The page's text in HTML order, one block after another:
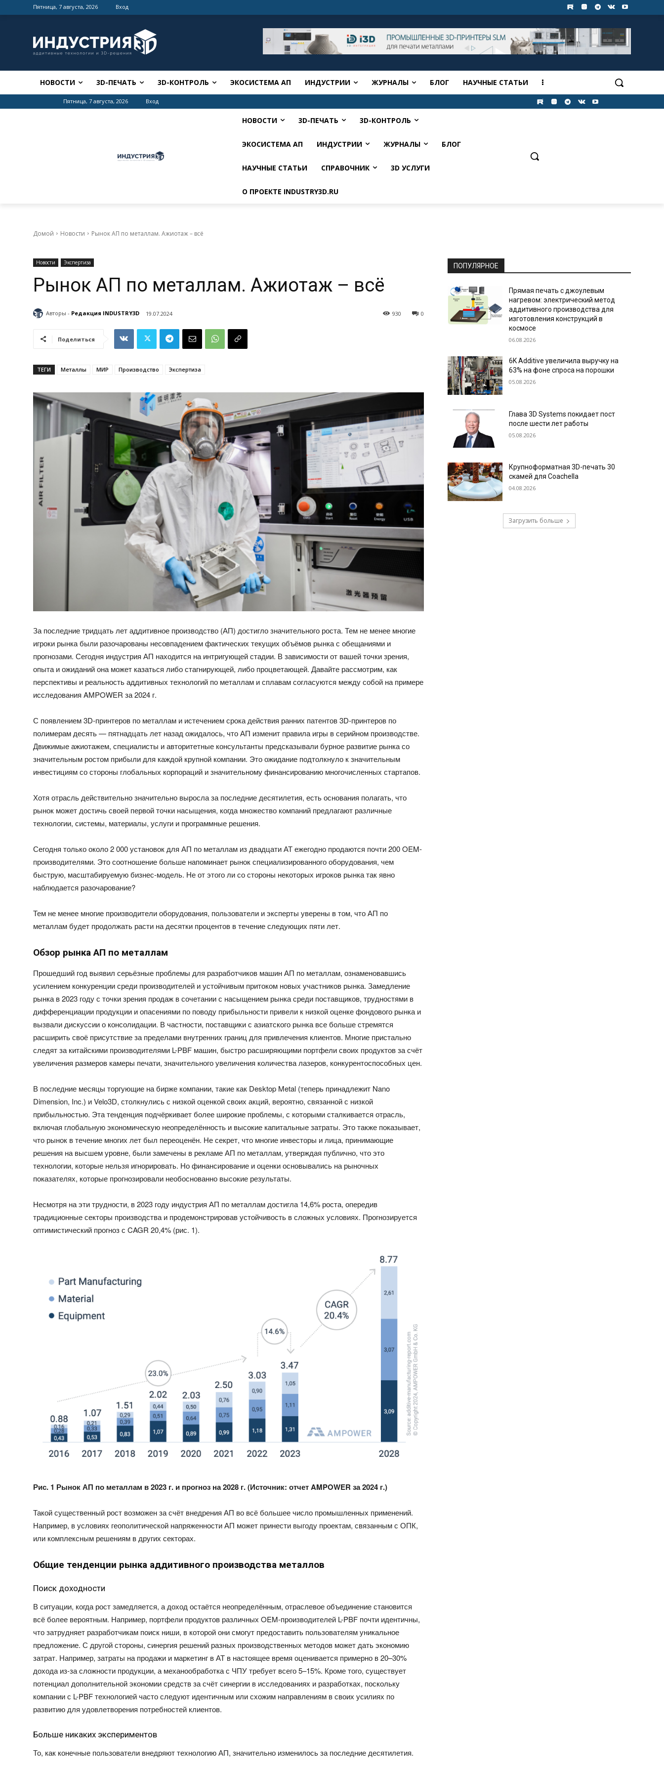
Пятница, 7 августа, 2026 Вход
НОВОСТИ 3D-ПЕЧАТЬ 3D-КОНТРОЛЬ ЭКОСИСТЕМА АП ИНДУСТРИИ ЖУРНАЛЫ БЛОГ НАУЧНЫЕ СТАТЬИ
Пятница, 7 августа, 2026 Вход
НОВОСТИ 3D-ПЕЧАТЬ 3D-КОНТРОЛЬ
ЭКОСИСТЕМА АП ИНДУСТРИИ ЖУРНАЛЫ БЛОГ
НАУЧНЫЕ СТАТЬИ СПРАВОЧНИК 3D УСЛУГИ
О ПРОЕКТЕ INDUSTRY3D.RU
Домой Новости Рынок АП по металлам. Ажиотаж – всё
Новости Экспертиза
Рынок АП по металлам. Ажиотаж – всё
Авторы - Редакция INDUSTRY3D 19.07.2024 0
930
Поделиться
ТЕГИ Металлы МИР Производство Экспертиза
За последние тридцать лет аддитивное производство (АП) достигло значительного роста.Тем не менее многие
игроки рынка были разочарованы несовпадением фактических текущих объёмов рынка с обещаниями и
прогнозами. Сегодня индустрия АП находится на интригующей стадии. В зависимости от вашей точки зрения,
опыта и ожиданий она может казаться либо стагнирующей, либо процветающей. Давайте рассмотрим, как
перспективы и реальность аддитивных технологий по металлам и сплавам согласуются между собой на примере
исследования AMPOWER за 2024 г.
С появлением 3D-принтеров по металлам и истечением срока действия ранних патентов 3D-принтеров по
полимерам десять — пятнадцать лет назад ожидалось, что АП изменит правила игры в серийном производстве.
Движимые ажиотажем, специалисты и авторитетные консультанты предсказывали бурное развитие рынка со
значительным ростом прибыли для каждой крупной компании. Это ожидание подтолкнуло к значительным
инвестициям со стороны глобальных корпораций и значительному финансированию многочисленных стартапов.
Хотя отрасль действительно значительно выросла за последние десятилетия, есть основания полагать, что
рынок может достичь своей первой точки насыщения, когда множество компаний предлагают различные
технологии, системы, материалы, услуги и программные решения.
Сегодня только около 2 000 установок для АП по металлам из двадцати АТ ежегодно продаются почти 200 OEM-
производителями. Это соотношение больше напоминает рынок специализированного оборудования, чем
быструю, масштабируемую бизнес-модель. Не от этого ли со стороны некоторых игроков рынка так явно
наблюдается разочарование?
Тем не менее многие производители оборудования, пользователи и эксперты уверены в том, что АП по
металлам будет продолжать расти на десятки процентов в течение следующих пяти лет.
Обзор рынка АП по металлам
Прошедший год выявил серьёзные проблемы для разработчиков машин АП по металлам, ознаменовавшись
усилением конкуренции среди производителей и устойчивым притоком новых участников рынка. Замедление
рынка в 2023 году с точки зрения продаж в сочетании с насыщением рынка среди поставщиков, трудностями в
дифференциации продукции и опасениями по поводу прибыльности привели к низкой оценке фондового рынка и
вызвали дискуссии о консолидации. В частности, поставщики с азиатского рынка все больше стремятся
расширить своё присутствие за пределами внутренних границ для привлечения клиентов. Многие пристально
следят за китайскими производителями L-PBF машин, быстро расширяющими портфели своих продуктовзасчёт
увеличения размеров камеры печати, значительного увеличения количества лазеров, конкурентоспособных цен.
В последние месяцы торгующие на бирже компании, такие как Desktop Metal (теперь принадлежит Nano
Dimension, Inc.) и Velo3D, столкнулись с низкой оценкой своих акций, вероятно, связанной с низкой
прибыльностью. Этатенденция подчёркиваетболее широкие проблемы, с которыми сталкивается отрасль,
включая глобальную экономическую неопределённость и высокие капитальные затраты. Этотакже показывает,
что рынок в течение многих лет был переоценён. Не секрет,что многие инвесторы и лица, принимающие
решения на высшем уровне, были замечены в рекламе АП по металлам, утверждая публично,чтоэто
технологии, которые нельзя игнорировать. Но финансирование и оценки основывались на рыночных
показателях, которые прогнозировали необоснованно высокие результаты.
Несмотря на эти трудности, в 2023 году индустрия АП по металлам достигла 14,6% роста, опередив
традиционные секторы производства и продемонстрировав устойчивость в сложных условиях. Прогнозируется
оптимистический прогноз с CAGR 20,4% (рис. 1).
Рис. 1 Рынок АП по металлам в 2023 г. и прогноз на 2028 г. (Источник: отчет AMPOWER за 2024 г.)
Такой существенный рост возможен за счёт внедрения АП во всё большее число промышленных применений.
Например, в условиях геополитической напряженности АП может принести выгоду проектам, связанным с ОПК,
или комплексным решениям в других секторах.
Общие тенденции рынка аддитивного производства металлов
Поиск доходности
В ситуации, когда рост замедляется, а доход остаётся неопределённым, отраслевое объединение становится
всё более вероятным. Например, портфели продуктов различных OEM-производителей L-PBF почти идентичны,
что затрудняет разработчикам поиск ниши, в которой они смогут предоставить пользователям уникальное
предложение. С другой стороны, синергия решений разных производственных методов может дать экономию
затрат. Например, затраты на продажи и маркетинг в АТ в настоящее время оценивается примерно в20–30%
дохода из-за сложности продукции, а механообработка с ЧПУ требует всего5–15%. Кроме того, существует
потенциал дополнительной экономии средствзасчётсинергии в исследованиях и разработках, поскольку
компании с L-PBF технологией часто следуют идентичным илисхожим направлениям в своих усилиях по
развитию для удовлетворения потребностей клиентов.
Больше никаких экспериментов
То, как конечные пользователи внедряют технологию АП, значительно изменилось за последние десятилетия.
ПОПУЛЯРНОЕ
Прямая печать с джоулевым
нагревом: электрический метод
аддитивного производства для
изготовления конструкций в
космосе
06.08.2026
6K Additive увеличила выручку на
63% на фоне спроса на порошки
05.08.2026
Глава 3D Systems покидает пост
после шести лет работы
05.08.2026
Крупноформатная 3D-печать 30
скамей для Coachella
04.08.2026
Загрузить больше